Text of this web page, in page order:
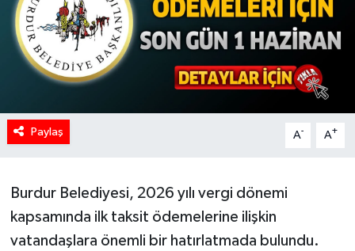
Paylaş A- A+
Burdur Belediyesi, 2026 yılı vergi dönemi
kapsamında ilk taksit ödemelerine ilişkin
vatandaşlara önemli bir hatırlatmada bulundu.